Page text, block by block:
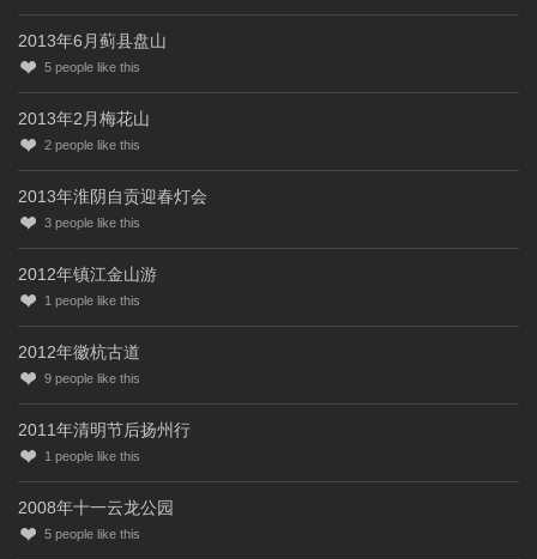
2013年6月蓟县盘山
5 people like this
2013年2月梅花山
2 people like this
2013年淮阴自贡迎春灯会
3 people like this
2012年镇江金山游
1 people like this
2012年徽杭古道
9 people like this
2011年清明节后扬州行
1 people like this
2008年十一云龙公园
5 people like this